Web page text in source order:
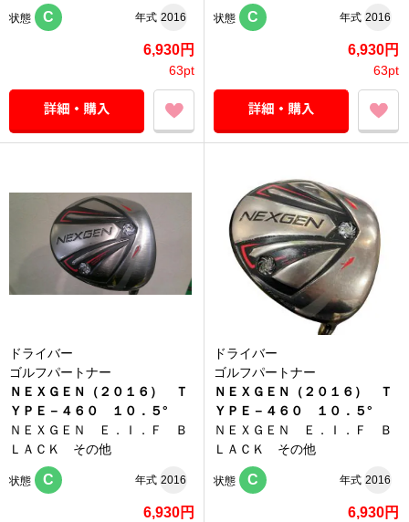
状態 C 年式 2016
6,930円
63pt
状態 C 年式 2016
6,930円
63pt
ドライバー
ゴルフパートナー
ＮＥＸＧＥＮ（２０１６） Ｔ
ＹＰＥ－４６０ １０．５°
ＮＥＸＧＥＮ Ｅ．Ｉ．Ｆ Ｂ
ＬＡＣＫ その他
状態 C 年式 2016
6,930円
ドライバー
ゴルフパートナー
ＮＥＸＧＥＮ（２０１６） Ｔ
ＹＰＥ－４６０ １０．５°
ＮＥＸＧＥＮ Ｅ．Ｉ．Ｆ Ｂ
ＬＡＣＫ その他
状態 C 年式 2016
6,930円